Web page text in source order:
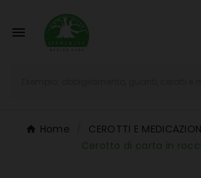

Home CEROTTI E
Cerotto di carta in